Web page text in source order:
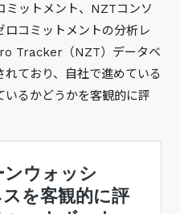
ミットメント、NZTコンソ
ロコミットメントの分析レ
Tracker（NZT）データベ
ており、自社で進めている
いるかどうかを客観的に評